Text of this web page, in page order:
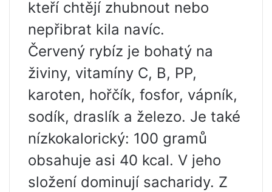
kteří chtějí zhubnout nebo
nepřibrat kila navíc.
Červený rybíz je bohatý na
živiny, vitamíny C, B, PP,
karoten, hořčík, fosfor, vápník,
sodík, draslík a železo. Je také
nízkokalorický: 100 gramů
obsahuje asi 40 kcal. V jeho
složení dominují sacharidy. Z